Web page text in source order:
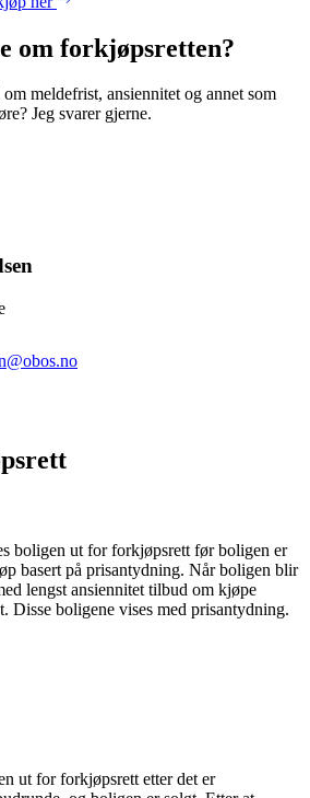
om forkjøpsretten?
meldefrist, ansiennitet og annet som
Jeg svarer gjerne.
boligen ut for forkjøpsrett før boligen er
basert på prisantydning. Når boligen blir
lengst ansiennitet tilbud om kjøpe
Disse boligene vises med prisantydning.
ut for forkjøpsrett etter det er